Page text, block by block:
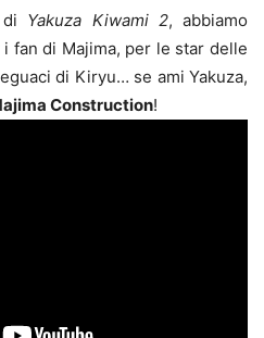
Yakuza Kiwami 2, abbiamo
fan di Majima, per le star delle
di Kiryu… se ami Yakuza,
Construction!